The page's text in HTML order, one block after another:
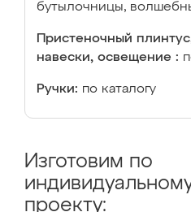
бутылочницы,
Пристеночный
навески, освещение :
Ручки: по каталогу
Изготовим по
проекту: